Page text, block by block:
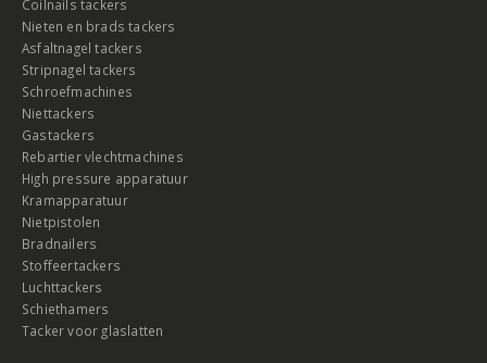
Coilnails tackers
Nieten en brads tackers
Asfaltnagel tackers
Stripnagel tackers
Schroefmachines
Niettackers
Gastackers
Rebartier vlechtmachines
High pressure apparatuur
Kramapparatuur
Nietpistolen
Bradnailers
Stoffeertackers
Luchttackers
Schiethamers
Tacker voor glaslatten